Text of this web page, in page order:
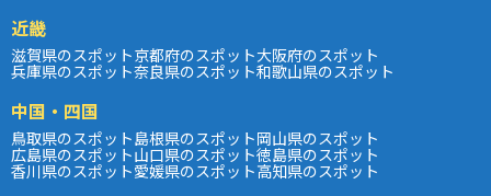
近畿
滋賀県のスポット京都府のスポット大阪府のスポット
兵庫県のスポット奈良県のスポット和歌山県のスポット
中国・四国
鳥取県のスポット島根県のスポット岡山県のスポット
広島県のスポット山口県のスポット徳島県のスポット
香川県のスポット愛媛県のスポット高知県のスポット